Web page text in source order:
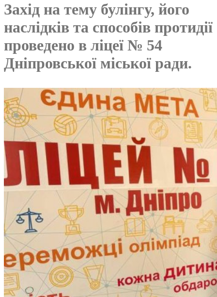
Захід на тему булінгу, його
наслідків та способів протидії
проведено в ліцеї № 54
Дніпровської міської ради.